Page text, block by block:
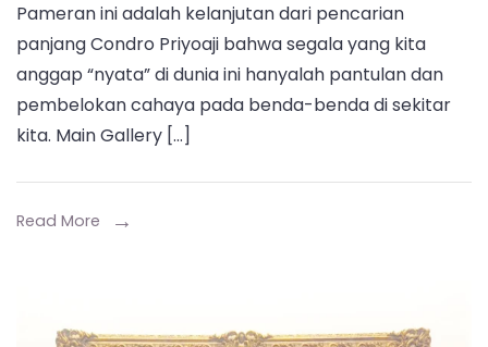
Stillness
of
Becoming:
Labirin
Cahaya
&
Pameran ini adalah kelanjutan dari pencarian
panjang Condro Priyoaji bahwa segala yang kita
anggap “nyata” di dunia ini hanyalah pantulan dan
pembelokan cahaya pada benda-benda di sekitar
kita. Main Gallery […]
Read More